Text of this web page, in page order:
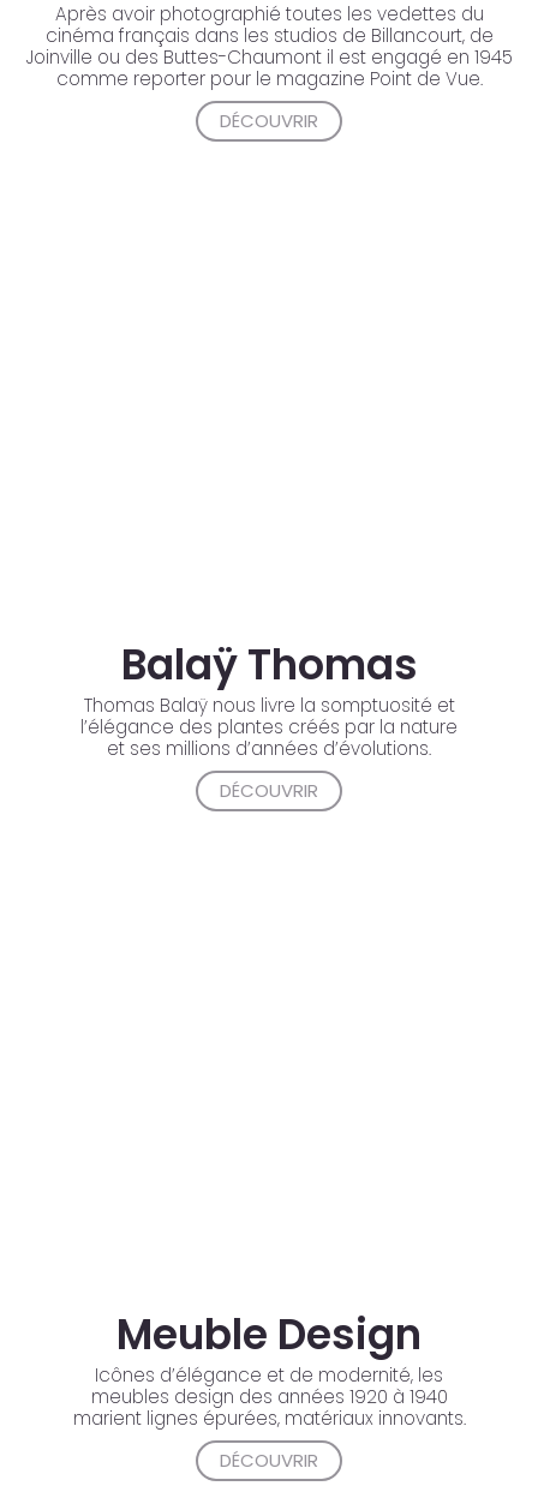
Après avoir photographié toutes les vedettes du
cinéma français dans les studios de Billancourt, de
Joinville ou des Buttes-Chaumont il est engagé en 1945
comme reporter pour le magazine Point de Vue.
DÉCOUVRIR
Balaÿ Thomas
Thomas Balaÿ nous livre la somptuosité et
l’élégance des plantes créés par la nature
et ses millions d’années d’évolutions.
DÉCOUVRIR
Meuble Design
Icônes d’élégance et de modernité, les
meubles design des années 1920 à 1940
marient lignes épurées, matériaux innovants.
DÉCOUVRIR